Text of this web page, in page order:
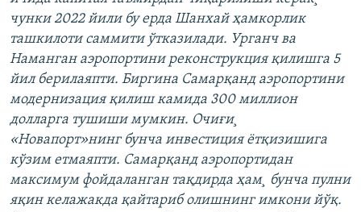
чунки 2022 йили бу ерда Шанхай ҳамкорлик
ташкилоти саммити ўтказилади. Урганч ва
Наманган аэропортини реконструкция қилишга 5
йил берилаяпти. Биргина Самарқанд аэропортини
модернизация қилиш камида 300 миллион
долларга тушиши мумкин. Очиғи¸
«Новапорт»нинг бунча инвестиция ëтқизишига
кўзим етмаяпти. Самарқанд аэропортидан
максимум фойдаланган тақдирда ҳам¸ бунча пулни
яқин келажакда қайтариб олишнинг имкони йўқ.